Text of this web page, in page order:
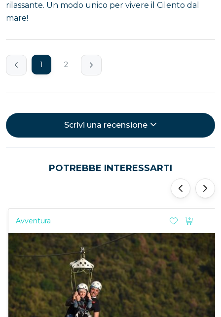
rilassante. Un modo unico per vivere il Cilento dal
mare!
1 2
Scrivi una recensione
POTREBBE INTERESSARTI
Avventura
‹ ›